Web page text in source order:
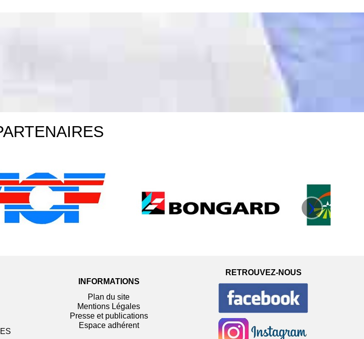
›
INFORMATIONS
Plan du site
Mentions Légales
Presse et publications
Espace adhérent
RETROUVEZ-NOUS